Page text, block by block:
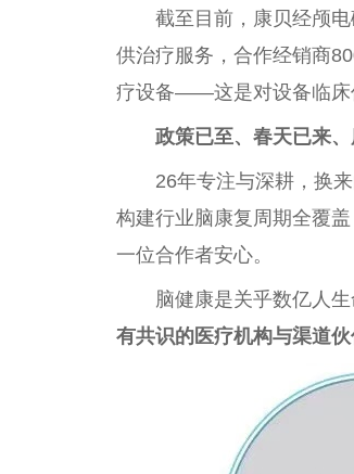
截至目前，康贝经颅
供治疗服务，合作经销商
疗设备——这是对设备临床
政策已至、春天已来
26年专注与深耕，换
构建行业脑康复周期全覆
一位合作者安心。
脑健康是关乎数亿人
有共识的医疗机构与渠道